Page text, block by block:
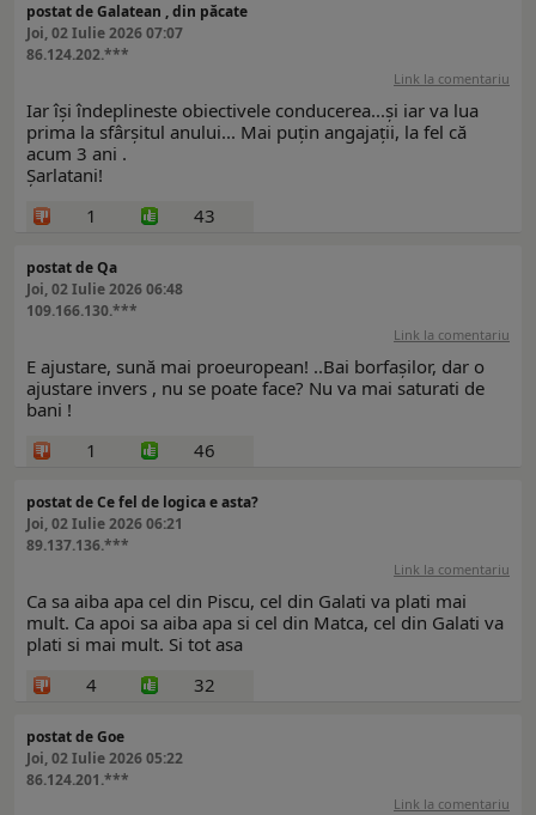
postat de Galatean , din păcate
Joi, 02 Iulie 2026 07:07
86.124.202.***
Link la comentariu
Iar își îndeplineste obiectivele conducerea...și iar va lua
prima la sfârșitul anului... Mai puțin angajații, la fel că
acum 3 ani .
Șarlatani!
1
43
postat de Qa
Joi, 02 Iulie 2026 06:48
109.166.130.***
Link la comentariu
E ajustare, sună mai proeuropean! ..Bai borfașilor, dar o
ajustare invers , nu se poate face? Nu va mai saturati de
bani !
1
46
postat de Ce fel de logica e asta?
Joi, 02 Iulie 2026 06:21
89.137.136.***
Link la comentariu
Ca sa aiba apa cel din Piscu, cel din Galati va plati mai
mult. Ca apoi sa aiba apa si cel din Matca, cel din Galati va
plati si mai mult. Si tot asa
4
32
postat de Goe
Joi, 02 Iulie 2026 05:22
86.124.201.***
Link la comentariu